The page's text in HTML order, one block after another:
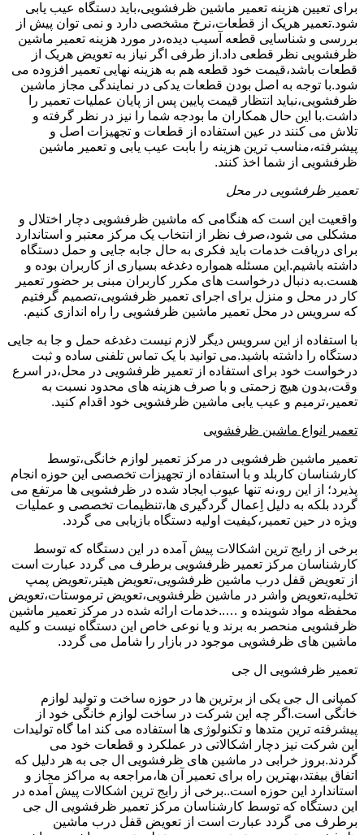
برای تعیین هزینه تعمیر ماشین ظرفشویی،باید دستگاه عیب یابی
شود.تعمیر هریک از قطعات،نرخ مشخصی دارد و نمی توان پیش از
بررسی و شناسایی قطعه آسیب دیده،در مورد هزینه تعمیر ماشین
ظرفشویی نظر قطعی داد.از طرفی اگر نیاز به تعویض هریک از
قطعات باشد،قیمت خود قطعه هم به هزینه نهایی تعمیر افزوده می
شود.با توجه به اصل بودن قطعات یدکی در نمایندگی مجاز ماشین
ظرفشویی،نباید انتظار قیمت پایین پس از پایان عملیات تعمیر را
داشت.با این حال همکاران ما بودجه شما را نیز در نظر گرفته و
تلاش می کنند در عین استفاده از قطعات و تجهیزات اصل و
پیشرفته،مناسب ترین هزینه را بابت عیب یابی و تعمیر ماشین
ظرفشویی از شما اخذ کنند.
تعمیر ظرفشویی در محل
واقعیت این است که هنگامی که ماشین ظرفشویی دچار اختلال و
مشکلی می شود،صرف نظر از انتخاب یک مرکز معتبر و استاندارد
برای دریافت خدمات باید فکری به حال جابه جایی و حمل دستگاه
داشته باشیم.این مسئله همواره دغدغه بسیاری از کاربران بوده و
هست.به دنبال درخواست های مکرر کاربران مبنی بر حضور تعمیر
کار در محل و منزل برای اجرای تعمیر ظرفشویی،تصمیم گرفتیم
که سرویس در محل تعمیر ماشین ظرفشویی را راه اندازی کنیم.
با استفاده از این سرویس دیگر لازم نیست دغدغه حمل و جا به جایی
دستگاه را داشته باشید.می توانید با یک تماس تلفنی ساده و ثبت
درخواست خود برای استفاده از تعمیر ظرفشویی در محل،در اسرع
وقت،بدون هیچ زحمتی و با صرف هزینه های محدود نسبت به
تعمیر،ترمیم و عیب یابی ماشین ظرفشویی خود اقدام کنید.
تعمیر انواع ماشین ظرفشویی
تعمیر ماشین ظرفشویی در مرکز تعمیر لوازم خانگی،توسط
کارشناسان کاربلد و با استفاده از تجهیزات تخصصی این حوزه انجام
پذیرد؛ از این رو،نه تنها عیوب ایجاد شده در ظرفشویی ها مرتفع می
گردد بلکه به دلیل اِعمال گردگیری ها،تنظیمات تخصصی و عملیات
ویژه در حین تعمیر،کیفیت اولیه دستگاه بازیابی می گردد.
برخی از رایج ترین اشکالات پیش آمده در این دستگاه که توسط
کارشناسان مرکز تعمیر ظرفشویی برطرف می گردد عبارت است
از تعویض قفل درب ماشین ظرفشویی،تعویض هیتر،تعویض پمپ
تخلیه،تعویض واشر در ماشین ظرفشویی،تعویض ترموستات،تعویض
محفظه مواد شوینده و …..خدمات ارائه شده در مرکز تعمیر ماشین
ظرفشویی منحصر به برند و یا نوعی خاص این دستگاه نیست و کلیه
ماشین های ظرفشویی موجود در بازار را شامل می گردد.
تعمیر ظرفشویی ال جی
کمپانی ال جی یکی از برترین ها در حوزه ساخت و تولید لوازم
خانگی است.اگر چه این شرکت در ساخت لوازم خانگی خود از
پیشرفته ترین متدها و تکنولوژی ها استفاده می کند اما گاه تولیدات
این شرکت نیز دچار اشکالاتی در عملکرد و قطعات خود می
گردند.بروز خرابی در ماشین های ظرفشویی ال جی به هر دلیل که
اتفاق بیفتد،بهترین راه برای تعمیر آن ها،مراجعه به مراکز مجاز و
استاندارد این حوزه است..برخی از رایج ترین اشکالات پیش آمده در
این دستگاه که توسط کارشناسان مرکز تعمیر ظرفشویی ال جی
برطرف می گردد عبارت است از تعویض قفل درب ماشین